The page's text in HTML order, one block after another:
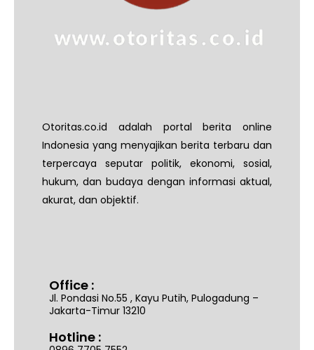
Otoritas.co.id adalah portal berita online
Indonesia yang menyajikan berita terbaru dan
terpercaya seputar politik, ekonomi, sosial,
hukum, dan budaya dengan informasi aktual,
akurat, dan objektif.
Office :
Jl. Pondasi No.55 , Kayu Putih, Pulogadung –
Jakarta-Timur 13210
Hotline :